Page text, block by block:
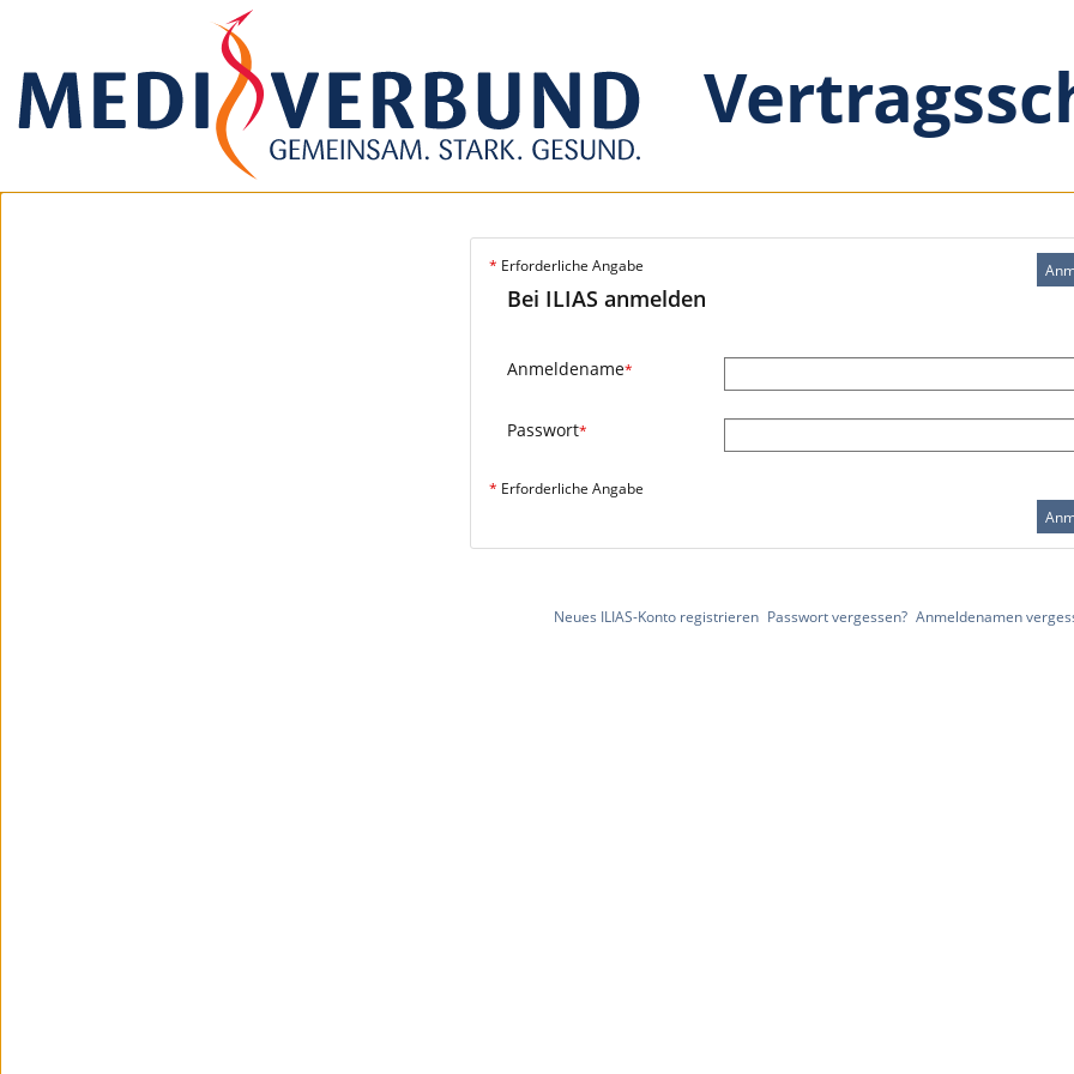
* Erforderliche Angabe
Bei ILIAS anmelden
Anmeldename*
Passwort*
* Erforderliche Angabe
Neues ILIAS-Konto registrieren Passwort vergessen? Anmeldenamen